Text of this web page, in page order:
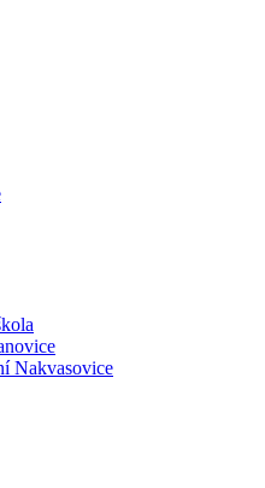
Nakvasovice